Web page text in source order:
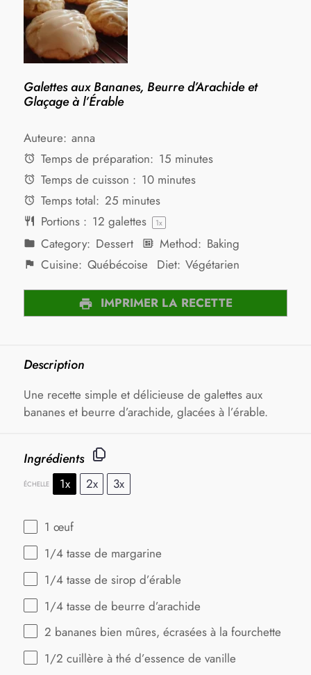
Galettes aux Bananes, Beurre d’Arachide et
Glaçage à l’Érable
Auteure: anna
Temps de préparation: 15 minutes
Temps de cuisson : 10 minutes
Temps total: 25 minutes
Portions : 12 galettes 1x
Category: Dessert Method: Baking
Cuisine: Québécoise Diet: Végétarien
IMPRIMER LA RECETTE
Description
Une recette simple et délicieuse de galettes aux
bananes et beurre d’arachide, glacées à l’érable.
Ingrédients
ÉCHELLE 1x 2x 3x
1 œuf
1/4 tasse de margarine
1/4 tasse de sirop d’érable
1/4 tasse de beurre d’arachide
2 bananes bien mûres, écrasées à la fourchette
1/2 cuillère à thé d’essence de vanille